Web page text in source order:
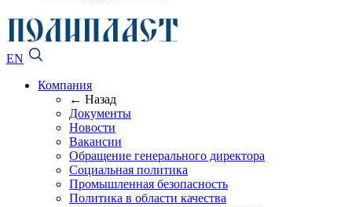
EN
Компания
← Назад
Документы
Новости
Вакансии
Обращение генерального директора
Социальная политика
Промышленная безопасность
Политика в области качества